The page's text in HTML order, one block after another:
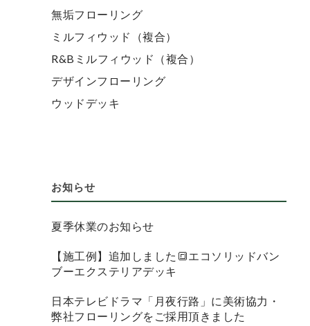
無垢フローリング
ミルフィウッド（複合）
R&Bミルフィウッド（複合）
デザインフローリング
ウッドデッキ
お知らせ
夏季休業のお知らせ
【施工例】追加しました🔳エコソリッドバン
ブーエクステリアデッキ
日本テレビドラマ「月夜行路」に美術協力・
弊社フローリングをご採用頂きました